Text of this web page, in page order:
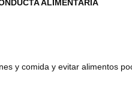
ALIMENTARIA
y comida y evitar alimentos